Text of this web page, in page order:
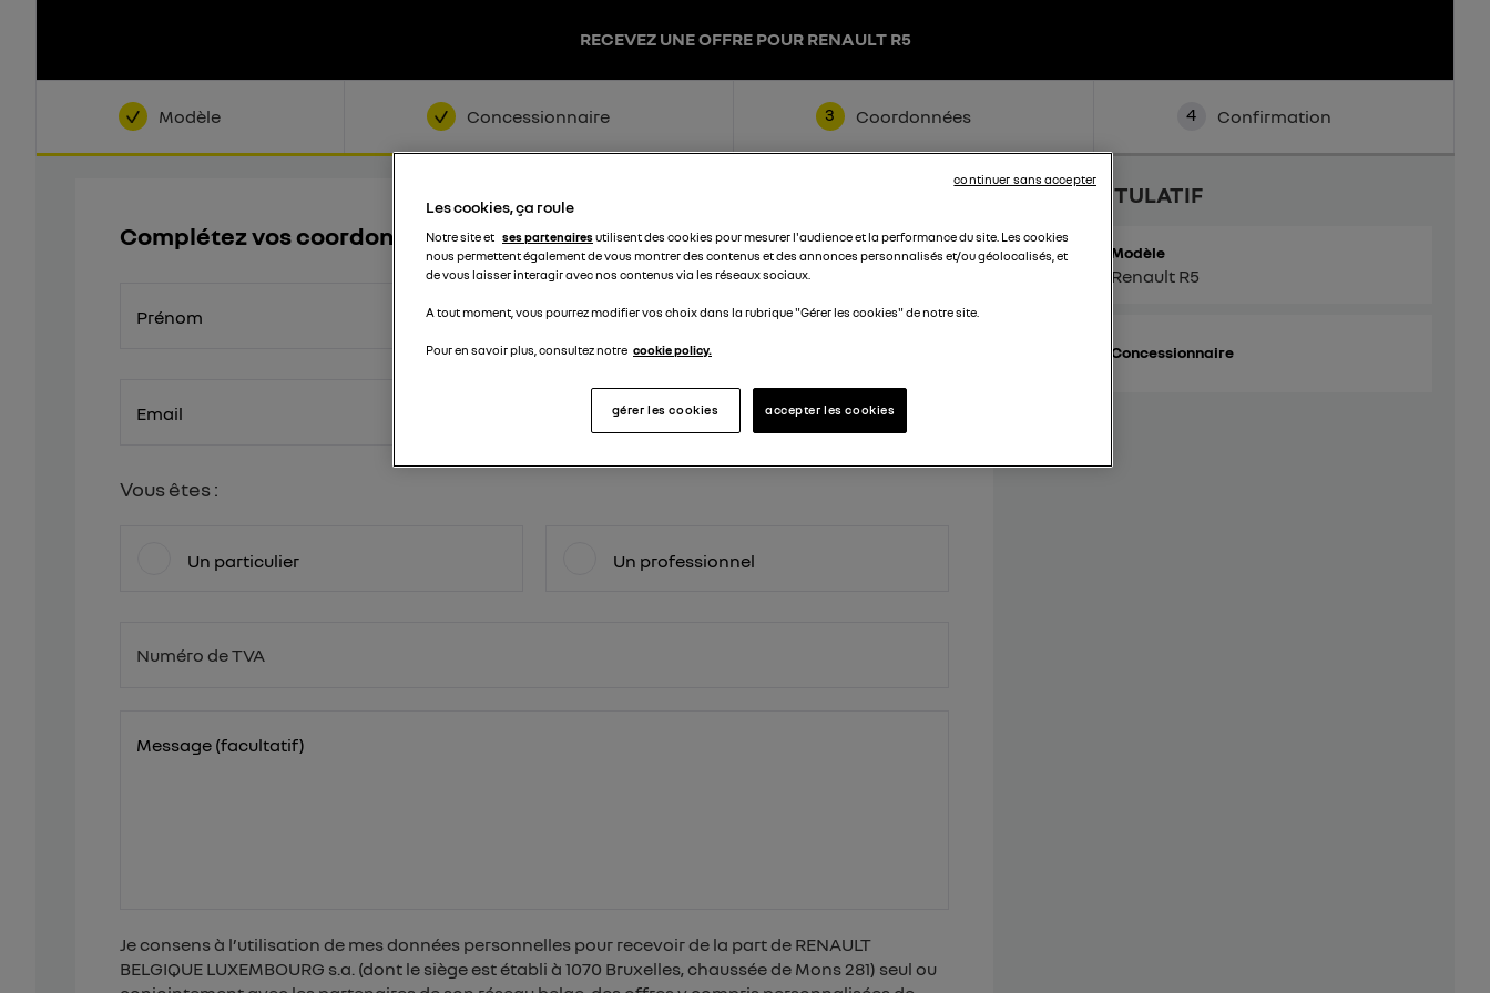
RECEVEZ UNE OFFRE POUR RENAULT R5
Modèle Concessionnaire 3 Coordonnées 4 Confirmation
Complétez vos coordonnées
Prénom Nom
Email Téléphone
Vous êtes :
Un particulier Un professionnel
Numéro de TVA
BE
Message (facultatif)
Je consens à l’utilisation de mes données personnelles pour recevoir de la part de RENAULT
BELGIQUE LUXEMBOURG s.a. (dont le siège est établi à 1070 Bruxelles, chaussée de Mons 281) seul ou
RÉCAPITULATIF
Modèle
Renault R5
Concessionnaire
Les cookies, ça roule
Notre site et ses partenairesutilisent des cookies pour mesurer l'audience et la performance du site. Les cookies
nous permettent également de vous montrer des contenus et des annonces personnalisés et/ou géolocalisés, et
de vous laisser interagir avec nos contenus via les réseaux sociaux.
A tout moment, vous pourrez modifier vos choix dans la rubrique "Gérer les cookies" de notre site.
Pour en savoir plus, consultez notre cookie policy.
accepter les cookies
gérer les cookies
continuer sans accepter